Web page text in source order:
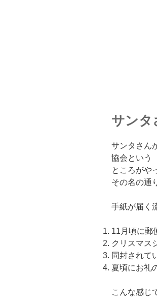
サンタ
サンタさん
協会という
ところがや
その名の通
手紙が届く
11月頃に郵
クリスマス
同封されて
夏頃にお礼
こんな感じ